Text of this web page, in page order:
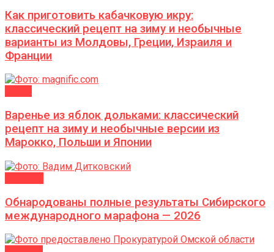
Как приготовить кабачковую икру:
классический рецепт на зиму и необычные
варианты из Молдовы, Греции, Израиля и
Франции
Варенье из яблок дольками: классический
рецепт на зиму и необычные версии из
Марокко, Польши и Японии
Обнародованы полные результаты Сибирского
международного марафона — 2026